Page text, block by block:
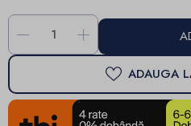
- +
ADAUGA